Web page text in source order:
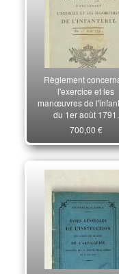
Règlement
l'exercice et les
manœuvres de
du 1er août 1791.
700,00 €